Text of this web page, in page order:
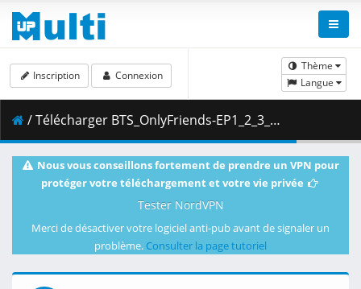
Thème
Langue
Inscription Connexion
/ Télécharger BTS_OnlyFriends-EP1_2_3_VOSTFR.mp4 ( 438.22 MB )
Nous vous conseillons fortement de prendre un VPN pour
protéger votre téléchargement et votre vie privée
Tester NordVPN
Merci de désactiver votre logiciel anti-pub avant de signaler un
problème. Consulter la page tutoriel